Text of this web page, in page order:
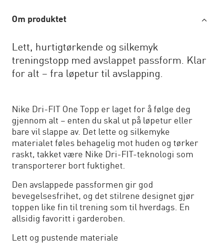
Om produktet
Lett, hurtigtørkende og silkemyk
treningstopp med avslappet passform. Klar
for alt – fra løpetur til avslapping.
Nike Dri-FIT One Topp er laget for å følge deg
gjennom alt – enten du skal ut på løpetur eller
bare vil slappe av. Det lette og silkemyke
materialet føles behagelig mot huden og tørker
raskt, takket være Nike Dri-FIT-teknologi som
transporterer bort fuktighet.
Den avslappede passformen gir god
bevegelsesfrihet, og det stilrene designet gjør
toppen like fin til trening som til hverdags. En
allsidig favoritt i garderoben.
Lett og pustende materiale